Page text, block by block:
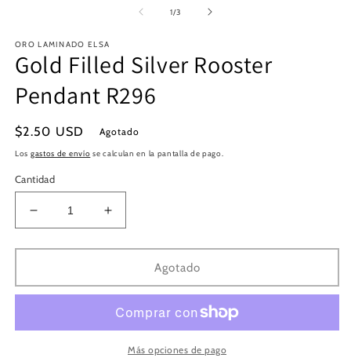
una
ventana
modal
1/de
3
ORO LAMINADO ELSA
Gold Filled Silver Rooster
Pendant R296
Precio
habitual
$2.50 USD Agotado
Los gastos de envío se calculan en la pantalla de pago.
Cantidad
Reducir
cantidad
para
Filled
Silver
Pendant
Aumentar
cantidad
para
Filled
Silver
Rooster
Pendant
R296
Agotado
Más opciones de pago